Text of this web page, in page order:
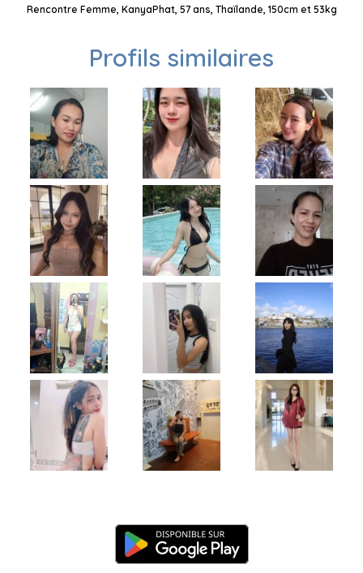
Rencontre Femme, KanyaPhat, 57 ans, Thaïlande, 150cm et 53kg
Profils similaires